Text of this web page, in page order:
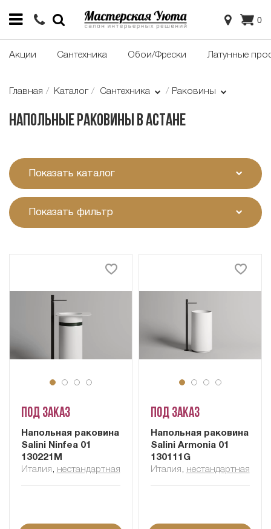
0
Акции Сантехника Обои/Фрески Латунные
Главная Каталог Сантехника Раковины
Напольные раковины в Астане
Показать каталог
Показать фильтр
Под заказ
Напольная раковина
Salini Ninfea 01
130221M
Италия , нестандартная
Под заказ
Напольная раковина
Salini Armonia 01
130111G
Италия , нестандартная